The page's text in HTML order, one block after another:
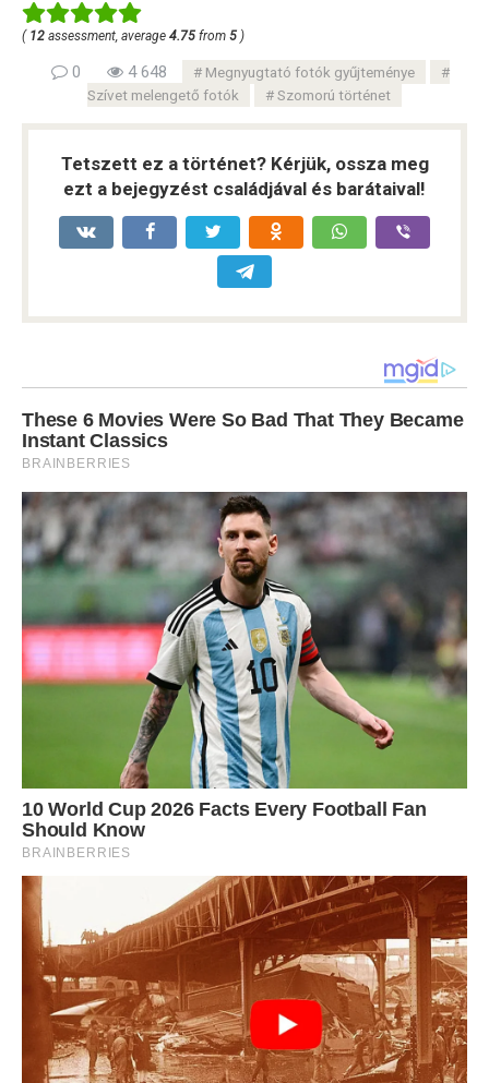
( 12 assessment, average 4.75 from 5 )
0 4 648
Megnyugtató fotók gyűjteménye
Szívet melengető fotók
Szomorú történet
Tetszett ez a történet? Kérjük, ossza meg
ezt a bejegyzést családjával és barátaival!